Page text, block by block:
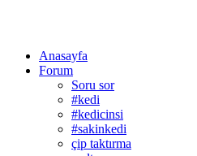
Anasayfa
Forum
Soru sor
#kedi
#kedicinsi
#sakinkedi
çip taktırma